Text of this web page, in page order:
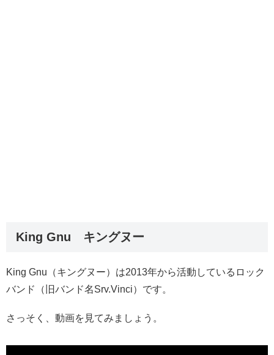
King Gnu キングヌー
King Gnu（キングヌー）は2013年から活動しているロック
バンド（旧バンド名Srv.Vinci）です。
さっそく、動画を見てみましょう。